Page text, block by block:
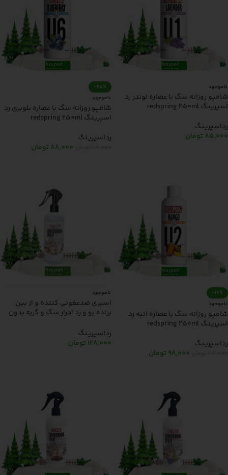
ناموجود
شامپو روزانه سگ با عصاره لوندر رد
اسپرینگ redspring 250ml
رداسپرینگ
85,000 تومان
-25%
ناموجود
شامپو روزانه سگ با عصاره بلوبری رد
اسپرینگ redspring 250ml
رداسپرینگ
88,000 تومان
-17%
ناموجود
شامپو روزانه سگ با عصاره انبه رد
اسپرینگ redspring 250ml
رداسپرینگ
98,000 تومان
ناموجود
اسپری ضدعفونی کننده و از بین
برنده بو و رد ادرار سگ و گربه بدون
رایحه رد اسپرینگ redspring 500ml
رداسپرینگ
128,000 تومان